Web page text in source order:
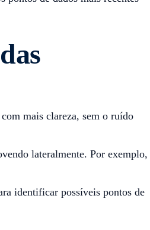
mais clareza, sem o ruído
lateralmente. Por exemplo,
identificar possíveis pontos de